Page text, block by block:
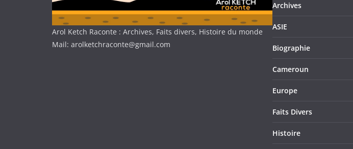
Arol Ketch Raconte : Archives, Faits divers, Histoire du monde
Mail: arolketchraconte@gmail.com
Archives
ASIE
Biographie
Cameroun
Europe
Faits Divers
Histoire